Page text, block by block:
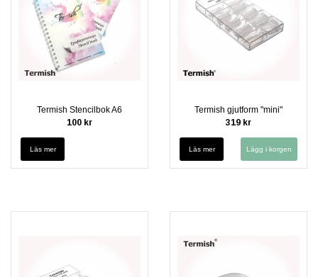
Termish Stencilbok A6
100 kr
Läs mer
Termish gjutform "mini"
319 kr
Läs mer